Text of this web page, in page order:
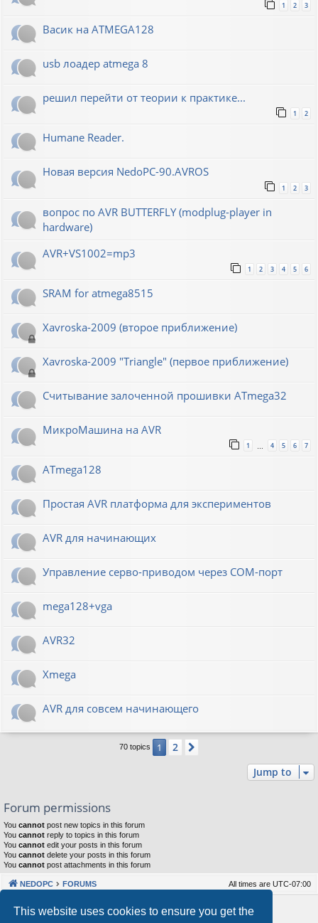
This website uses cookies to ensure you get the
1 2 3
Васик на ATMEGA128
usb лоадер atmega 8
решил перейти от теории к практике...
1 2
Humane Reader.
Новая версия NedoPC-90.AVROS
1 2 3
вопрос по AVR BUTTERFLY (modplug-player in
hardware)
AVR+VS1002=mp3
1 2 3 4 5 6
SRAM for atmega8515
Xavroska-2009 (второе приближение)
Xavroska-2009 "Triangle" (первое приближение)
Считывание залоченной прошивки ATmega32
МикроМашина на AVR
1 4 5 6 7
ATmega128
Простая AVR платформа для экспериментов
AVR для начинающих
Управление серво-приводом через COM-порт
mega128+vga
AVR32
Xmega
AVR для совсем начинающего
70 topics 1 2
Jump to
Forum permissions
You cannot post new topics in this forum
You cannot reply to topics in this forum
You cannot edit your posts in this forum
You cannot delete your posts in this forum
You cannot post attachments in this forum
NEDOPC FORUMS All times are UTC-07:00
Powered byphpBB® Forum Software © phpBB Limited